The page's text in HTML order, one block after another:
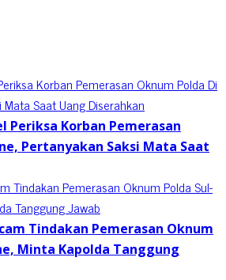
Periksa Korban Pemerasan
Pertanyakan Saksi Mata Saat
Tindakan Pemerasan Oknum
Minta Kapolda Tanggung